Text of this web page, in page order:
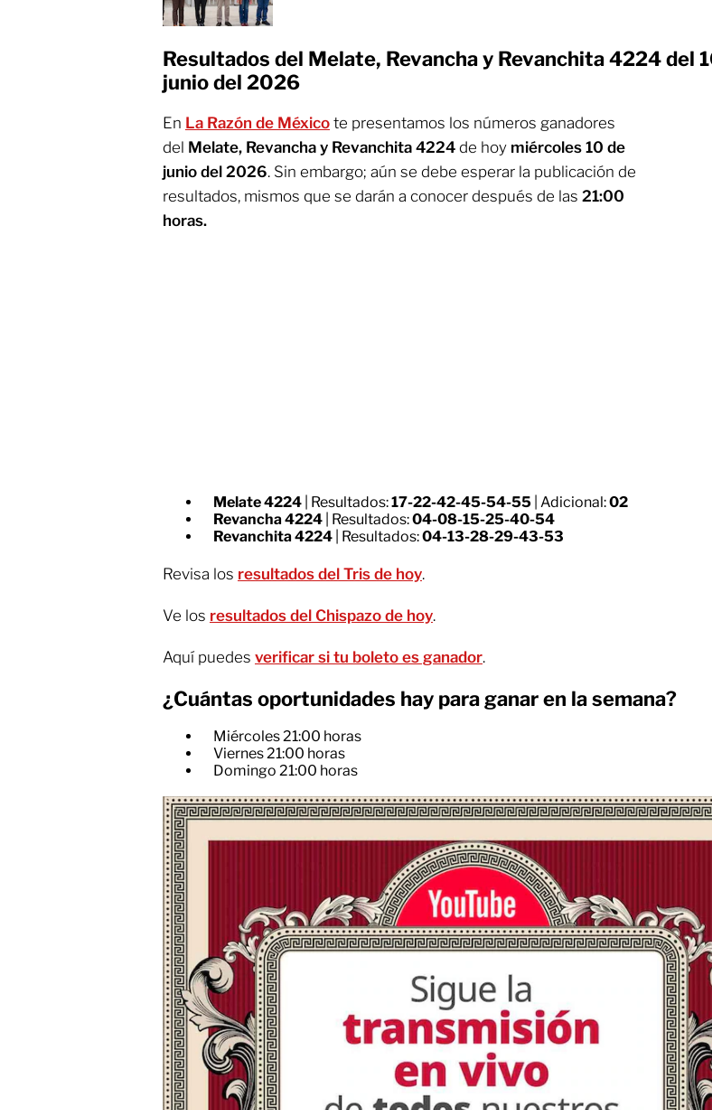
Resultados del Melate, Revancha y Revanchita 4224 del
junio del 2026
En La Razón de México te presentamos los números ganadores
del Melate, Revancha y Revanchita 4224 de hoy miércoles 10 de
junio del 2026. Sin embargo; aún se debe esperar la publicación de
resultados, mismos que se darán a conocer después de las 21:00
horas.
Melate4224 | Resultados:17-22-42-45-54-55 | Adicional:02
Revancha4224 | Resultados:04-08-15-25-40-54
Revanchita4224 | Resultados:04-13-28-29-43-53
Revisa los resultados del Tris de hoy.
Ve los resultados del Chispazo de hoy.
Aquí puedes verificar si tu boleto es ganador.
¿Cuántas oportunidades hay para ganar en la semana?
Miércoles 21:00 horas
Viernes 21:00 horas
Domingo 21:00 horas